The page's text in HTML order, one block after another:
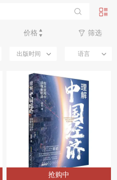
价格 筛选
出版时间 语言
抢购中